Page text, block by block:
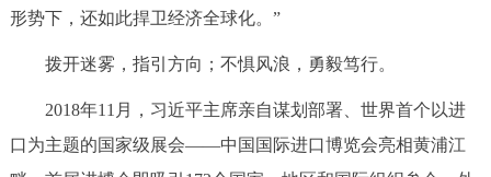
形势下，还如此捍卫经济全球化。”
拨开迷雾，指引方向；不惧风浪，勇毅笃行。
2018年11月，习近平主席亲自谋划部署、世界首个以进
口为主题的国家级展会——中国国际进口博览会亮相黄浦江